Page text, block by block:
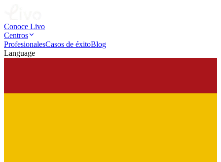
Conoce Livo
Centros
ProfesionalesCasos de éxitoBlog
Language